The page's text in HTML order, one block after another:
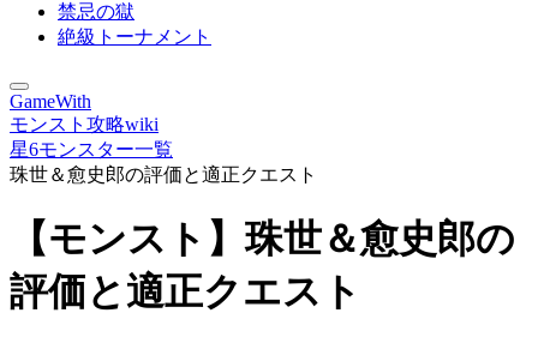
禁忌の獄
絶級トーナメント
GameWith
モンスト攻略wiki
星6モンスター一覧
珠世＆愈史郎の評価と適正クエスト
【モンスト】珠世＆愈史郎の
評価と適正クエスト